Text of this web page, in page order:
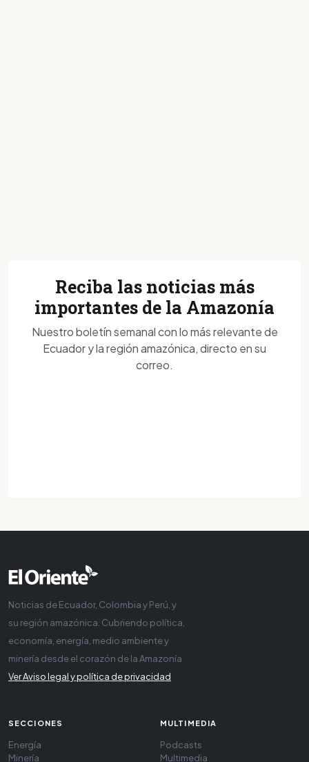
Reciba las noticias más
importantes de la Amazonía
Nuestro boletín semanal con lo más relevante de
Ecuador y la región amazónica, directo en su
correo.
Noticias de Ecuador, Colombia y Perú, y
su región amazónica. Cubriendo política,
economía, energía, medio ambiente y
minería desde el corazón de la Amazonía
Ver Aviso legal y política de privacidad
SECCIONES
Energía
Minería
MULTIMEDIA
Podcasts
Multimedia